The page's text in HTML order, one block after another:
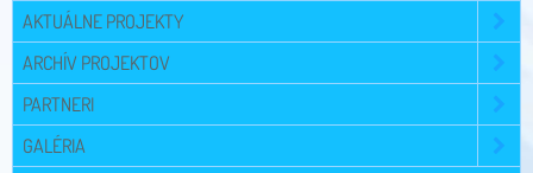
AKTUÁLNE PROJEKTY
ARCHÍV PROJEKTOV
PARTNERI
GALÉRIA